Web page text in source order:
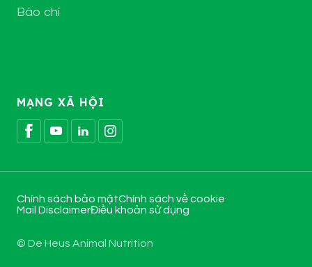
Báo chí
MẠNG XÃ HỘI
Chính sách bảo mậtChính sách về cookie
Mail DisclaimerĐiều khoản sử dụng
© De Heus Animal Nutrition